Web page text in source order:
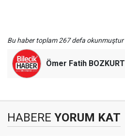
Bu haber toplam 267 defa okunmuştur
Ömer Fatih BOZKURT
HABERE YORUM KAT